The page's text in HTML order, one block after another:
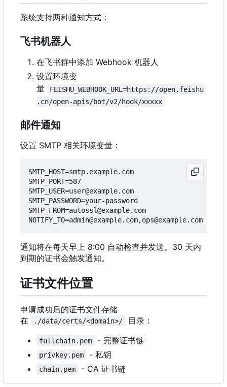
系统支持两种通知方式：
飞书机器人
在飞书群中添加 Webhook 机器人
设置环境变
量
FEISHU_WEBHOOK_URL=https://open.feishu
.cn/open-apis/bot/v2/hook/xxxxx
邮件通知
设置 SMTP 相关环境变量：
SMTP_HOST=smtp.example.com
SMTP_PORT=587
SMTP_USER=user@example.com
SMTP_PASSWORD=your-password
SMTP_FROM=autossl@example.com
通知将在每天早上 8:00 自动检查并发送。30 天内
到期的证书会触发通知。
证书文件位置
申请成功后的证书文件存储
在
./data/certs/<domain>/ 目录：
fullchain.pem - 完整证书链
privkey.pem - 私钥
chain.pem - CA 证书链